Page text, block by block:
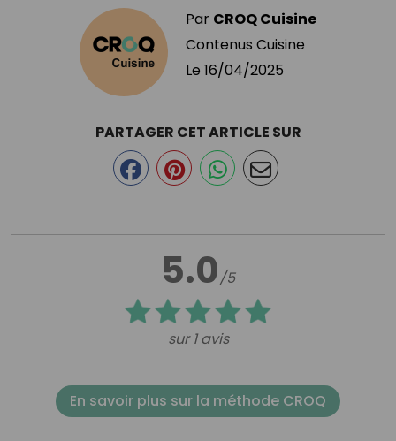
Par CROQ Cuisine
Contenus Cuisine
Le 16/04/2025
5.0/5
sur 1 avis
PARTAGER CET ARTICLE SUR
En savoir plus sur la méthode CROQ